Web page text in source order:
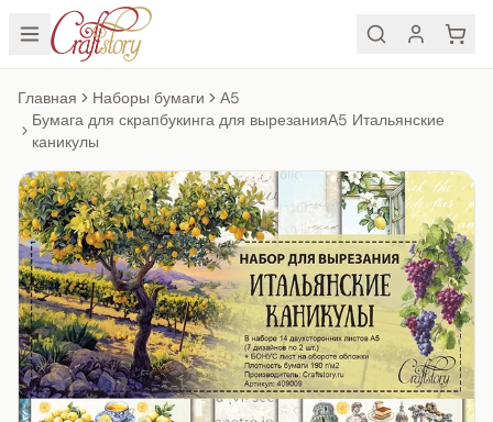
Главная Наборы бумаги
А5
Бумага для скрапбукинга для вырезанияА5 Итальянские
каникулы